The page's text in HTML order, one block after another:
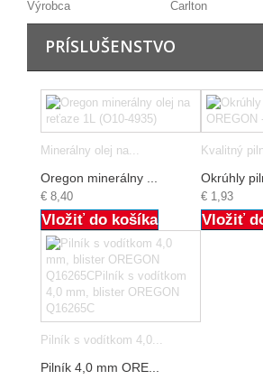
Výrobca
Carlton
PRÍSLUŠENSTVO
Minerálny olej na...
Oregon minerálny ...
€ 8,40
Vložiť do košíka
Kvalitný
Okrúhly
€ 1,93
Vložiť
Pilník s vodítkom 4,0...
Pilník 4,0 mm ORE...